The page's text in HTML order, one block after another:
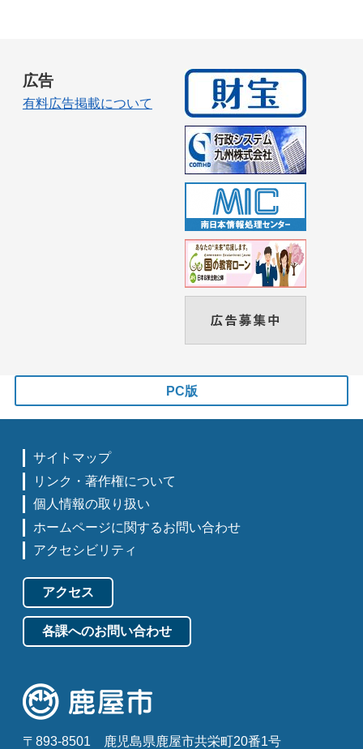
広告
有料広告掲載について
PC版
サイトマップ
リンク・著作権について
個人情報の取り扱い
ホームページに関するお問い合わせ
アクセシビリティ
アクセス
各課へのお問い合わせ
〒893-8501 鹿児島県鹿屋市共栄町20番1号